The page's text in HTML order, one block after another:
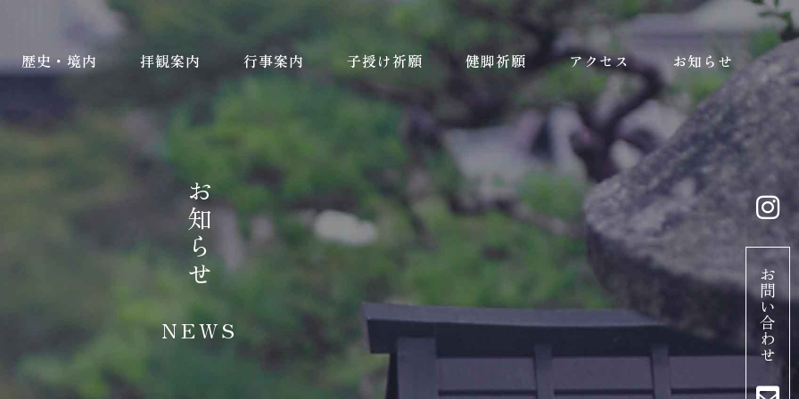
お
問
い
合
わ
せ
歴史・境内 拝観案内 行事案内 子授け祈願 健脚祈願 アクセス お知らせ
お知らせ
NEWS